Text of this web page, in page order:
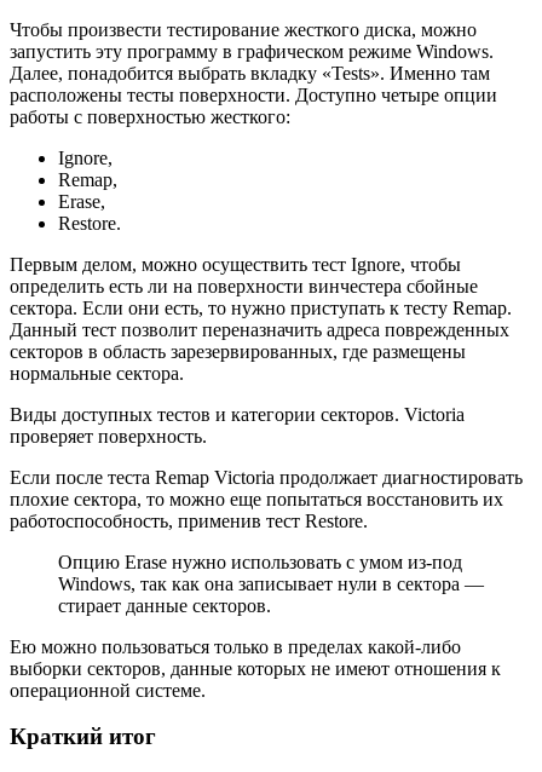
Чтобы произвести тестирование жесткого диска, можно
запустить эту программу в графическом режиме Windows.
Далее, понадобится выбрать вкладку «Tests». Именно там
расположены тесты поверхности. Доступно четыре опции
работы с поверхностью жесткого:
Ignore,
Remap,
Erase,
Restore.
Первым делом, можно осуществить тест Ignore, чтобы
определить есть ли на поверхности винчестера сбойные
сектора. Если они есть, то нужно приступать к тесту Remap.
Данный тест позволит переназначить адреса поврежденных
секторов в область зарезервированных, где размещены
нормальные сектора.
Виды доступных тестов и категории секторов. Victoria
проверяет поверхность.
Если после теста Remap Victoria продолжает диагностировать
плохие сектора, то можно еще попытаться восстановить их
работоспособность, применив тест Restore.
Опцию Erase нужно использовать с умом из-под
Windows, так как она записывает нули в сектора —
стирает данные секторов.
Ею можно пользоваться только в пределах какой-либо
выборки секторов, данные которых не имеют отношения к
операционной системе.
Краткий итог